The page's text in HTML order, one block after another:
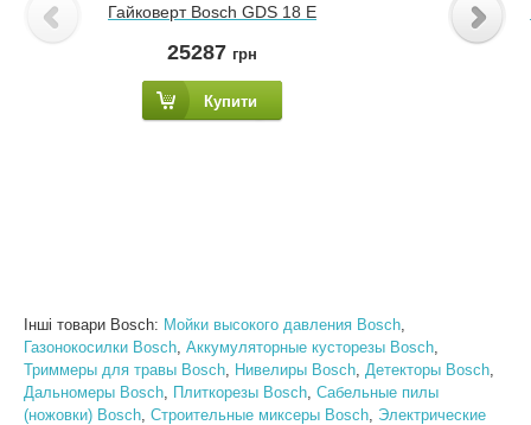
Гайковерт Bosch GDS 18 E
25287 грн
Купити
Інші товари Bosch: Мойки высокого давления Bosch
Газонокосилки Bosch Аккумуляторные кусторезы Bosch
Триммеры для травы Bosch
Нивелиры Bosch Детекторы Bosch
Дальномеры Bosch
Плиткорезы Bosch Сабельные пилы
(ножовки) Bosch Строительные миксеры Bosch Электрические